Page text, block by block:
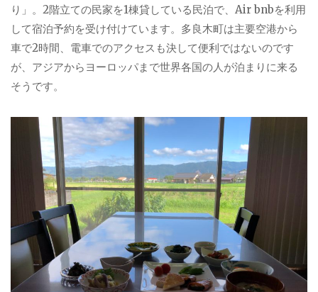
り」。2階立ての民家を1棟貸している民泊で、Air bnbを利用
して宿泊予約を受け付けています。多良木町は主要空港から
車で2時間、電車でのアクセスも決して便利ではないのです
が、アジアからヨーロッパまで世界各国の人が泊まりに来る
そうです。